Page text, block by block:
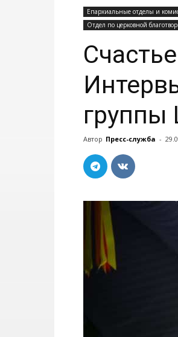
Епархиальные отделы и
Отдел по церковной
группы
Автор Пресс-служба -